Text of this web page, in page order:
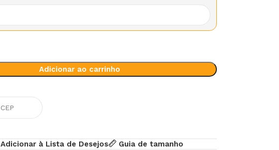
Adicionar ao carrinho
Adicionar à Lista de Desejos Guia de tamanho